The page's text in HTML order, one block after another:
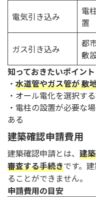
電気引き込み
電
置
ガス引き込み
都
敷
知っておきたいポイント
・ 水道管やガス管が 敷
・オール電化を選択す
・電柱の設置が必要な
ある
建築確認申請費用
建築確認申請とは、 建
審査する手続きです。
ることができません。
申請費用の目安